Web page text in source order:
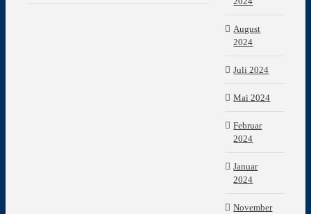
August
2024
Juli 2024
Mai 2024
Februar
2024
Januar
2024
November